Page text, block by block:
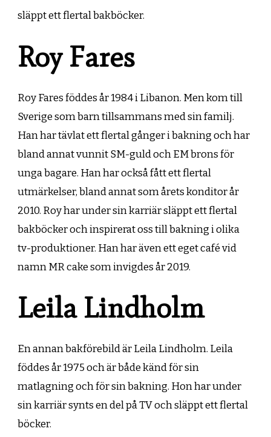
släppt ett flertal bakböcker.
Roy Fares
Roy Fares föddes år 1984 i Libanon. Men kom till
Sverige som barn tillsammans med sin familj.
Han har tävlat ett flertal gånger i bakning och har
bland annat vunnit SM-guld och EM brons för
unga bagare. Han har också fått ett flertal
utmärkelser, bland annat som årets konditor år
2010. Roy har under sin karriär släppt ett flertal
bakböcker och inspirerat oss till bakning i olika
tv-produktioner. Han har även ett eget café vid
namn MR cake som invigdes år 2019.
Leila Lindholm
En annan bakförebild är Leila Lindholm. Leila
föddes år 1975 och är både känd för sin
matlagning och för sin bakning. Hon har under
sin karriär synts en del på TV och släppt ett flertal
böcker.